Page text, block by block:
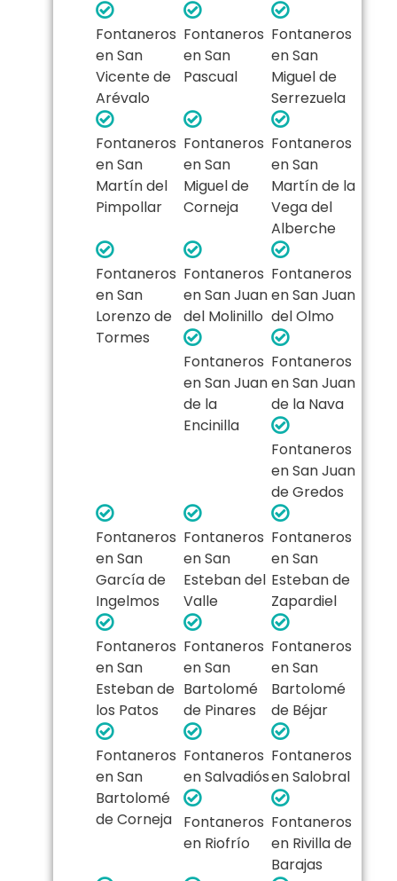
Fontaneros
en San
Vicente de
Arévalo
Fontaneros
en San
Pascual
Fontaneros
en San
Miguel de
Serrezuela
Fontaneros
en San
Martín del
Pimpollar
Fontaneros
en San
Miguel de
Corneja
Fontaneros
en San
Martín de la
Vega del
Alberche
Fontaneros
en San
Lorenzo de
Tormes
Fontaneros
en San Juan
del Molinillo
Fontaneros
en San Juan
del Olmo
Fontaneros
en San Juan
de la
Encinilla
Fontaneros
en San Juan
de la Nava
Fontaneros
en San Juan
de Gredos
Fontaneros
en San
García de
Ingelmos
Fontaneros
en San
Esteban del
Valle
Fontaneros
en San
Esteban de
Zapardiel
Fontaneros
en San
Esteban de
los Patos
Fontaneros
en San
Bartolomé
de Pinares
Fontaneros
en San
Bartolomé
de Béjar
Fontaneros
en San
Bartolomé
de Corneja
Fontaneros
en Salvadiós
Fontaneros
en Salobral
Fontaneros
en Riofrío
Fontaneros
en Rivilla de
Barajas